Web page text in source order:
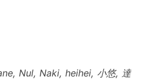
Nul, Naki, heihei, 小悠, 達